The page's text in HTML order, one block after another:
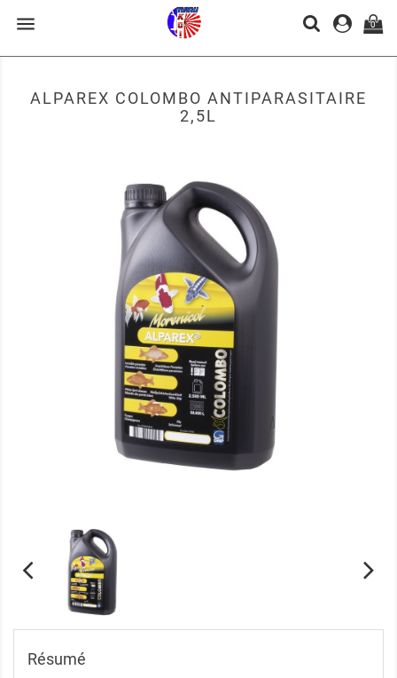
 0
ALPAREX COLOMBO ANTIPARASITAIRE
2,5L
Résumé